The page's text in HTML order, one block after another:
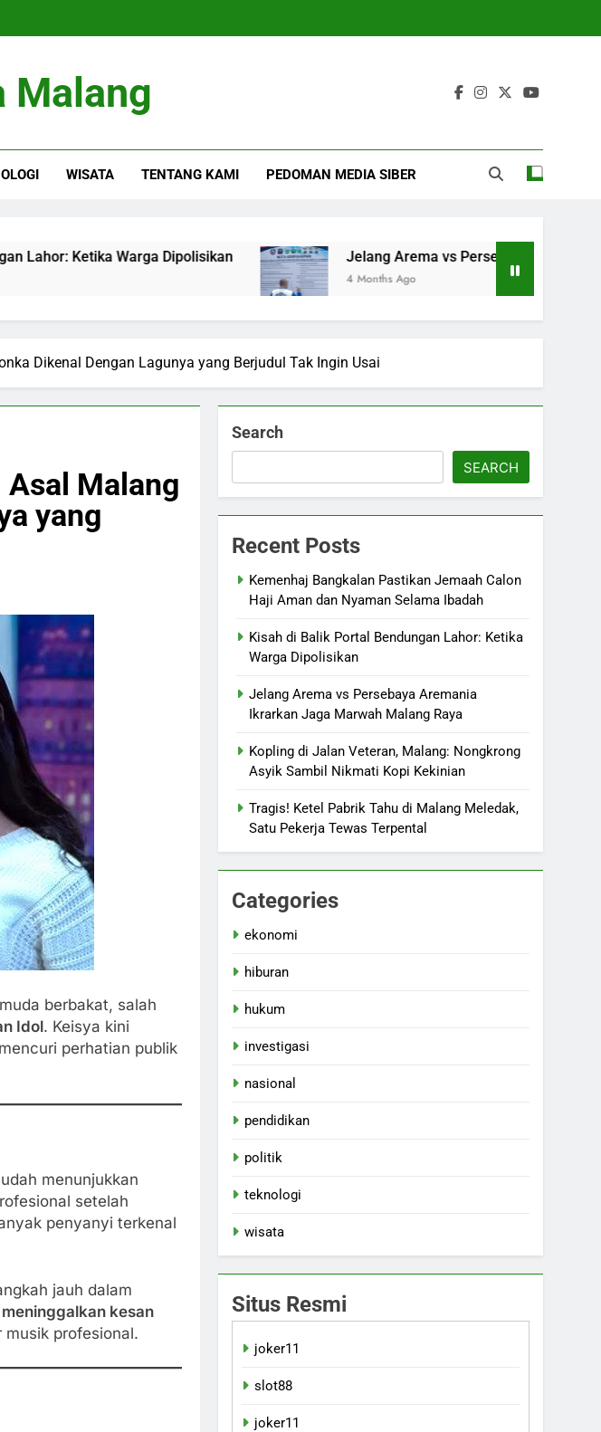
Malang
WISATA TENTANG KAMI PEDOMAN MEDIA SIBER
Warga Dipolisikan Jelang Arema vs Persebaya Aremania Ikrarkan
4 Months Ago
Dikenal Dengan Lagunya yang Berjudul Tak Ingin Usai
Malang
yang
berbakat, salah
Idol. Keisya kini
perhatian publik
menunjukkan
setelah
penyanyi terkenal
jauh dalam
kesan
musik profesional.
Search
SEARCH
Recent Posts
Kemenhaj Bangkalan Pastikan Jemaah Calon
Haji Aman dan Nyaman Selama Ibadah
Kisah di Balik Portal Bendungan Lahor: Ketika
Warga Dipolisikan
Jelang Arema vs Persebaya Aremania
Ikrarkan Jaga Marwah Malang Raya
Kopling di Jalan Veteran, Malang: Nongkrong
Asyik Sambil Nikmati Kopi Kekinian
Tragis! Ketel Pabrik Tahu di Malang Meledak,
Satu Pekerja Tewas Terpental
Categories
ekonomi
hiburan
hukum
investigasi
nasional
pendidikan
politik
teknologi
wisata
Situs Resmi
joker11
slot88
joker11